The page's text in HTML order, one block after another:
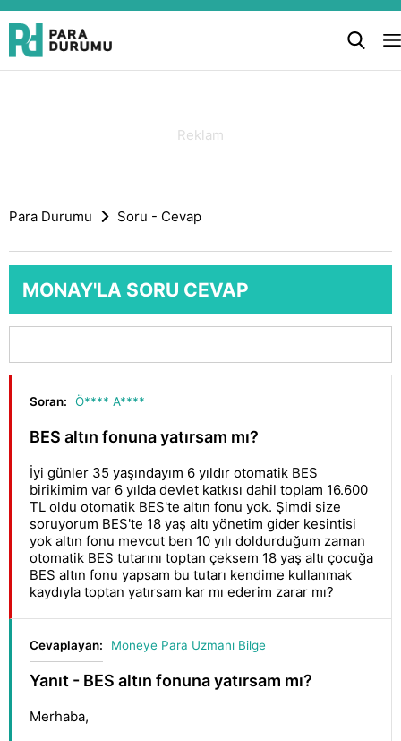
Para Durumu Soru - Cevap
MONAY'LA SORU CEVAP
Soran: Ö**** A****
BES altın fonuna yatırsam mı?
İyi günler 35 yaşındayım 6 yıldır otomatik BES
birikimim var 6 yılda devlet katkısı dahil toplam 16.600
TL oldu otomatik BES'te altın fonu yok. Şimdi size
soruyorum BES'te 18 yaş altı yönetim gider kesintisi
yok altın fonu mevcut ben 10 yılı doldurduğum zaman
otomatik BES tutarını toptan çeksem 18 yaş altı çocuğa
BES altın fonu yapsam bu tutarı kendime kullanmak
kaydıyla toptan yatırsam kar mı ederim zarar mı?
Cevaplayan: Moneye Para Uzmanı Bilge
Yanıt - BES altın fonuna yatırsam mı?
Merhaba,